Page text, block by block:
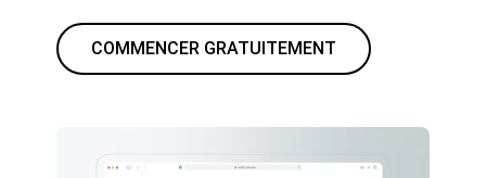
COMMENCER GRATUITEMENT